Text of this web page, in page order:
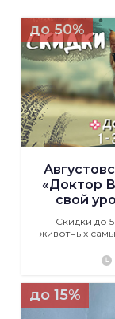
до 50%
«Доктор
свой
Скидки до
животных
до 15%